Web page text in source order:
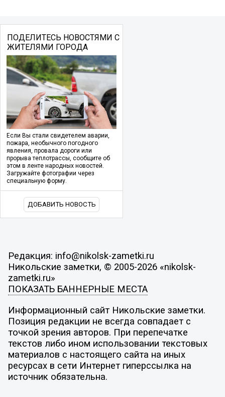
ПОДЕЛИТЕСЬ НОВОСТЯМИ С
ЖИТЕЛЯМИ ГОРОДА
Если Вы стали свидетелем аварии,
пожара, необычного погодного
явления, провала дороги или
прорыва теплотрассы, сообщите об
этом в ленте народных новостей.
Загружайте фотографии через
специальную форму.
ДОБАВИТЬ НОВОСТЬ
Редакция: info@nikolsk-zametki.ru
Никольские заметки, © 2005-2026 «nikolsk-
zametki.ru»
ПОКАЗАТЬ БАННЕРНЫЕ МЕСТА
Информационный сайт Никольские заметки.
Позиция редакции не всегда совпадает с
точкой зрения авторов. При перепечатке
текстов либо ином использовании текстовых
материалов с настоящего сайта на иных
ресурсах в сети Интернет гиперссылка на
источник обязательна.